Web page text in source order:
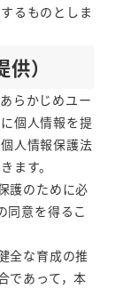
るものとしま
）
らかじめユー
個人情報を提
人情報保護法
ます。
護のために必
同意を得るこ
全な育成の推
であって，本